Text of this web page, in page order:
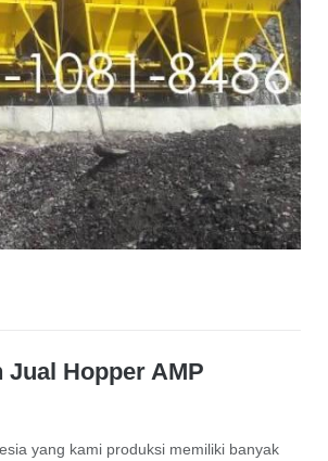
Jual Hopper AMP
yang kami produksi memiliki banyak